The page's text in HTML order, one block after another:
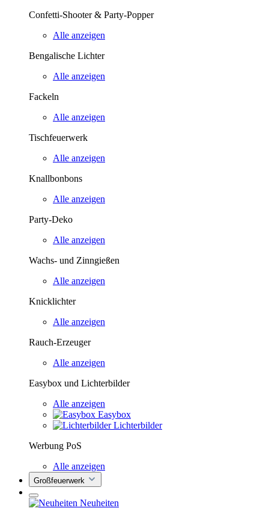
Confetti-Shooter & Party-Popper
Alle anzeigen
Bengalische Lichter
Alle anzeigen
Fackeln
Alle anzeigen
Tischfeuerwerk
Alle anzeigen
Knallbonbons
Alle anzeigen
Party-Deko
Alle anzeigen
Wachs- und Zinngießen
Alle anzeigen
Knicklichter
Alle anzeigen
Rauch-Erzeuger
Alle anzeigen
Easybox und Lichterbilder
Alle anzeigen
Easybox
Lichterbilder
Werbung PoS
Alle anzeigen
Großfeuerwerk
Neuheiten